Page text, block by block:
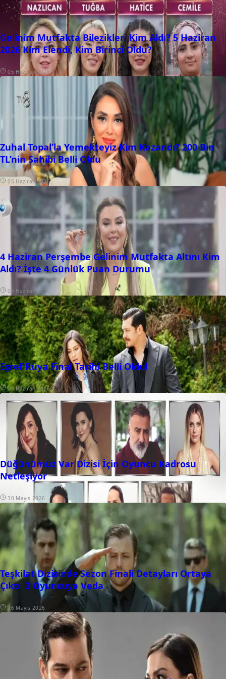
Gelinim Mutfakta Bilezikleri Kim Aldı? 5 Haziran
2026 Kim Elendi, Kim Birinci Oldu?
05 Haziran 2026
Zuhal Topal’la Yemekteyiz Kim Kazandı? 200 Bin
TL’nin Sahibi Belli Oldu
05 Haziran 2026
4 Haziran Perşembe Gelinim Mutfakta Altını Kim
Aldı? İşte 4 Günlük Puan Durumu
04 Haziran 2026
Eşref Rüya Final Tarihi Belli Oldu!
03 Haziran 2026
Düğünümüz Var Dizisi İçin Oyuncu Kadrosu
Netleşiyor
30 Mayıs 2026
Teşkilat Dizisinde Sezon Finali Detayları Ortaya
Çıktı: 3 Oyuncuya Veda
26 Mayıs 2026